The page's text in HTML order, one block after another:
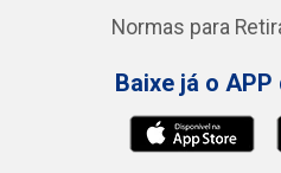
Normas para
Baixe já o